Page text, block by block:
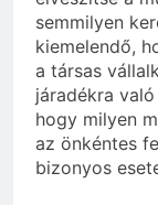
semmilyen
kiemelendő,
a társas
járadékra
hogy milyen
az önkéntes
bizonyos